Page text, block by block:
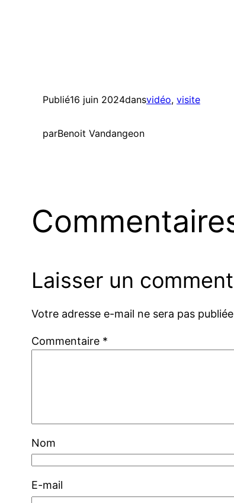
Publié16 juin 2024dansvidéo, visite
parBenoit Vandangeon
Laisser un
Votre adresse e-mail ne sera pas
Commentaire *
Nom
E-mail